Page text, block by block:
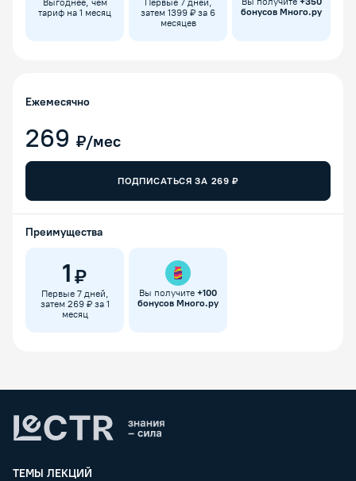
Выгоднее, чем
тариф на 1 месяц
Первые 7 дней,
затем 1399 ₽ за 6
месяцев
бонусов Много.ру
Ежемесячно
269 ₽/мес
ПОДПИСАТЬСЯ ЗА 269 ₽
Преимущества
1 ₽
Первые 7 дней,
затем 269 ₽ за 1
месяц
Вы получите +100
бонусов Много.ру
ТЕМЫ ЛЕКЦИЙ